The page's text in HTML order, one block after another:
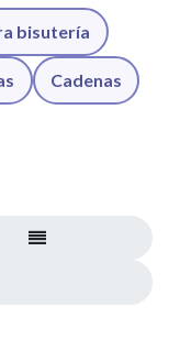
bisutería
Cadenas